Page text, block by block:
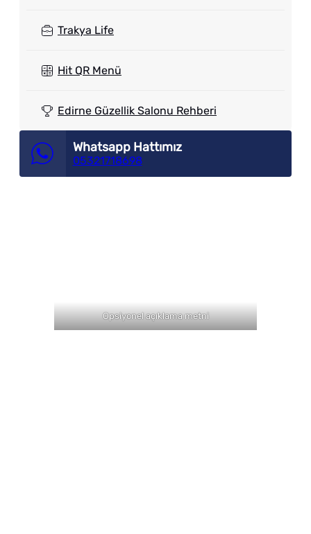
Trakya Life
Hit QR Menü
Edirne Güzellik Salonu Rehberi
Whatsapp Hattımız
05321718698
Opsiyonel açıklama metni